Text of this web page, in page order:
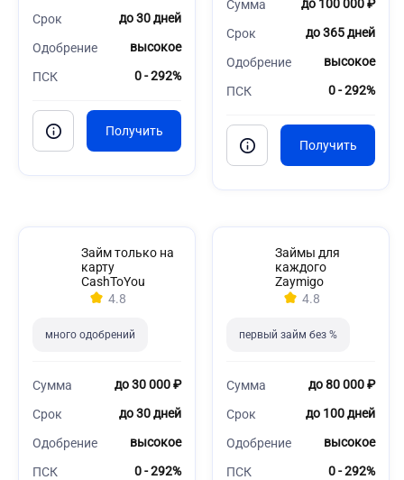
Срок до 30 дней
Одобрение высокое
ПСК 0 - 292%
Сумма до 100 000 ₽
Срок до 365 дней
Одобрение высокое
ПСК 0 - 292%
Займ только на
карту
CashToYou
4.8
много одобрений
Сумма до 30 000 ₽
Срок до 30 дней
Одобрение высокое
ПСК 0 - 292%
Займы для
каждого
Zaymigo
4.8
первый займ без %
Сумма до 80 000 ₽
Срок до 100 дней
Одобрение высокое
ПСК 0 - 292%